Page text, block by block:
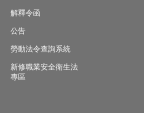
解釋令函
公告
勞動法令查詢系統
新修職業安全衛生法
專區